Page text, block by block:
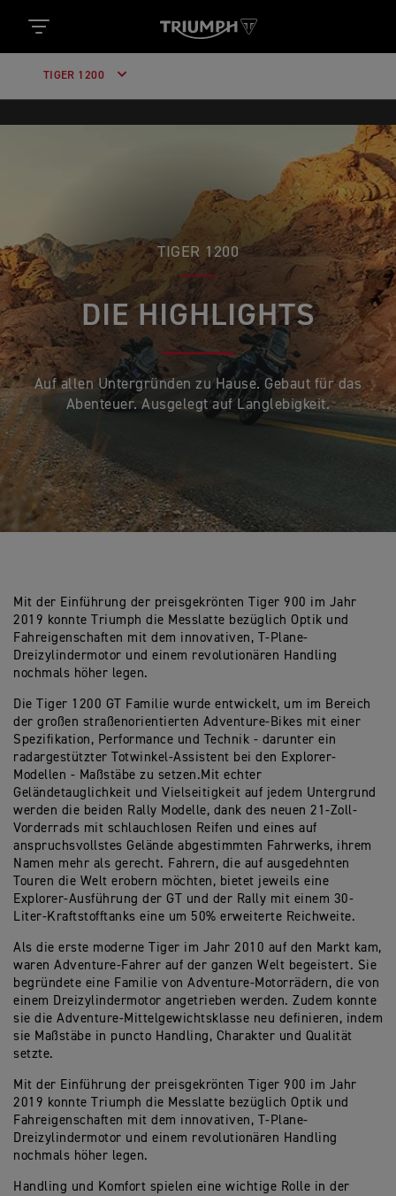
TIGER 1200
TIGER 1200
DIE HIGHLIGHTS
Auf allen Untergründen zu Hause. Gebaut für das
Abenteuer. Ausgelegt auf Langlebigkeit.
Mit der Einführung der preisgekrönten Tiger 900 im Jahr
2019 konnte Triumph die Messlatte bezüglich Optik und
Fahreigenschaften mit dem innovativen, T-Plane-
Dreizylindermotor und einem revolutionären Handling
nochmals höher legen.
Die Tiger 1200 GT Familie wurde entwickelt, um im Bereich
der großen straßenorientierten Adventure-Bikes mit einer
Spezifikation, Performance und Technik - darunter ein
radargestützter Totwinkel-Assistent bei den Explorer-
Modellen - Maßstäbe zu setzen. Mit echter
Geländetauglichkeit und Vielseitigkeit auf jedem Untergrund
werden die beiden Rally Modelle, dank des neuen 21-Zoll-
Vorderrads mit schlauchlosen Reifen und eines auf
anspruchsvollstes Gelände abgestimmten Fahrwerks, ihrem
Namen mehr als gerecht. Fahrern, die auf ausgedehnten
Touren die Welt erobern möchten, bietet jeweils eine
Explorer-Ausführung der GT und der Rally mit einem 30-
Liter-Kraftstofftanks eine um 50% erweiterte Reichweite.
Als die erste moderne Tiger im Jahr 2010 auf den Markt kam,
waren Adventure-Fahrer auf der ganzen Welt begeistert. Sie
begründete eine Familie von Adventure-Motorrädern, die von
einem Dreizylindermotor angetrieben werden. Zudem konnte
sie die Adventure-Mittelgewichtsklasse neu definieren, indem
sie Maßstäbe in puncto Handling, Charakter und Qualität
setzte.
Mit der Einführung der preisgekrönten Tiger 900 im Jahr
2019 konnte Triumph die Messlatte bezüglich Optik und
Fahreigenschaften mit dem innovativen, T-Plane-
Dreizylindermotor und einem revolutionären Handling
nochmals höher legen.
Handling und Komfort spielen eine wichtige Rolle in der